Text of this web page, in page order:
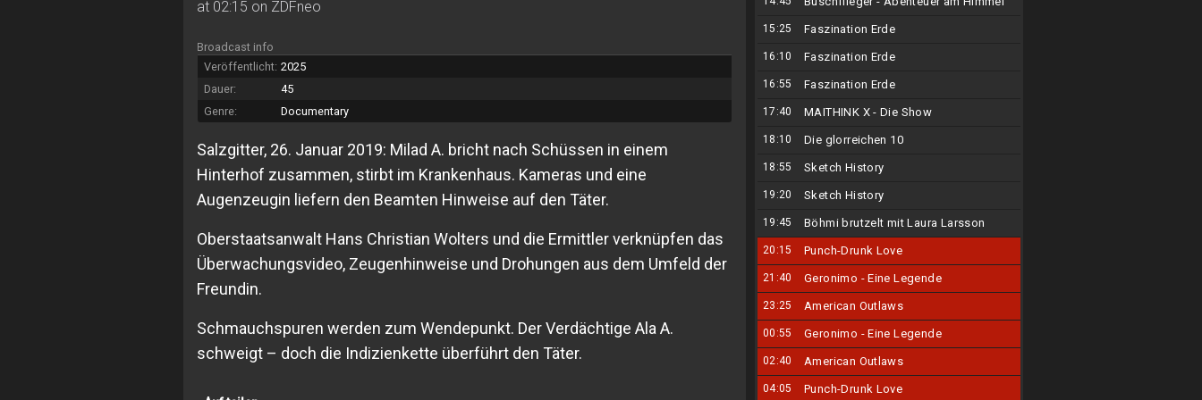
at 02:15 on ZDFneo
Broadcast info
Veröffentlicht: 2025
Dauer:
45
Genre:
Documentary
Salzgitter, 26. Januar 2019: Milad A. bricht nach Schüssen in einem
Hinterhof zusammen, stirbt im Krankenhaus. Kameras und eine
Augenzeugin liefern den Beamten Hinweise auf den Täter.
Oberstaatsanwalt Hans Christian Wolters und die Ermittler verknüpfen das
Überwachungsvideo, Zeugenhinweise und Drohungen aus dem Umfeld der
Freundin.
Schmauchspuren werden zum Wendepunkt. Der Verdächtige Ala A.
schweigt – doch die Indizienkette überführt den Täter.
15:25 Faszination Erde
16:10 Faszination Erde
16:55 Faszination Erde
17:40 MAITHINK X - Die Show
18:10 Die glorreichen 10
18:55 Sketch History
19:20 Sketch History
19:45 Böhmi brutzelt mit Laura Larsson
20:15 Punch-Drunk Love
21:40 Geronimo - Eine Legende
23:25 American Outlaws
00:55 Geronimo - Eine Legende
02:40 American Outlaws
04:05 Punch-Drunk Love